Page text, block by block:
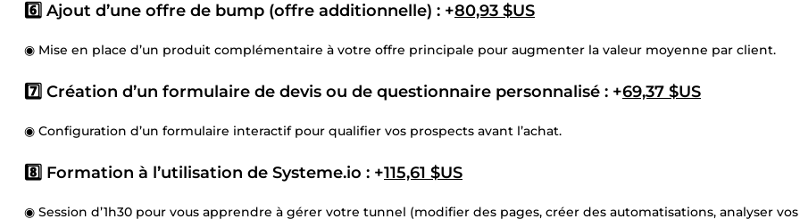
6️⃣ Ajout d’une offre de bump (offre additionnelle) : +80,93 $US
◉ Mise en place d’un produit complémentaire à votre offre principale pour augmenter la valeur moyenne par client.
7️⃣ Création d’un formulaire de devis ou de questionnaire personnalisé : +69,37 $US
◉ Configuration d’un formulaire interactif pour qualifier vos prospects avant l’achat.
8️⃣ Formation à l’utilisation de Systeme.io : +115,61 $US
◉ Session d’1h30 pour vous apprendre à gérer votre tunnel (modifier des pages, créer des automatisations, analyser vos